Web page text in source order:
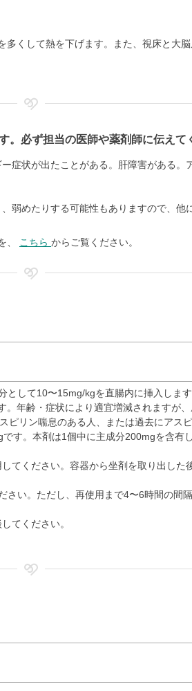
くして熱を下げます。また、視床と大
。必ず担当の医師や薬剤師に伝えて
症状が出たことがある。肝障害がある。
弱めたりする可能性もありますので、他
、
こちら からご覧ください。
として10〜15mg/kgを直腸内に挿入しま
年齢・症状により適宜増減されますが
リン喘息のある人、または過去にアス
す。本剤は1個中に主成分200mgを含有
てください。容器から坐剤を取り出した
さい。ただし、再使用まで4〜6時間の間
てください。